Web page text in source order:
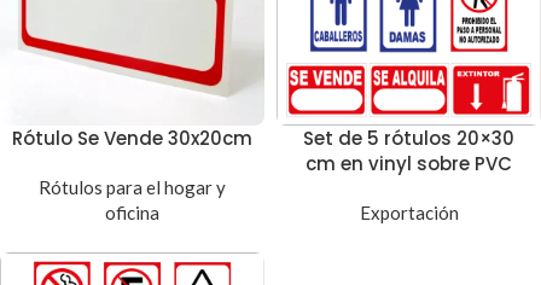
Rótulo Se Vende 30x20cm
Rótulos para el hogar y
oficina
Set de 5 rótulos 20×30
cm en vinyl sobre PVC
Exportación